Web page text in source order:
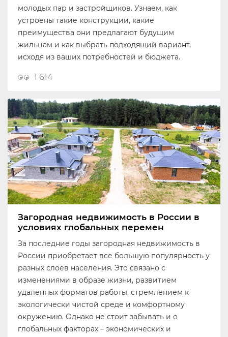
молодых пар и застройщиков. Узнаем, как
устроены такие конструкции, какие
преимущества они предлагают будущим
жильцам и как выбрать подходящий вариант,
исходя из ваших потребностей и бюджета.
1 614
Загородная недвижимость в России в
условиях глобальных перемен
За последние годы загородная недвижимость в
России приобретает все большую популярность у
разных слоев населения. Это связано с
изменениями в образе жизни, развитием
удаленных форматов работы, стремлением к
экологически чистой среде и комфортному
окружению. Однако не стоит забывать и о
глобальных факторах – экономических и